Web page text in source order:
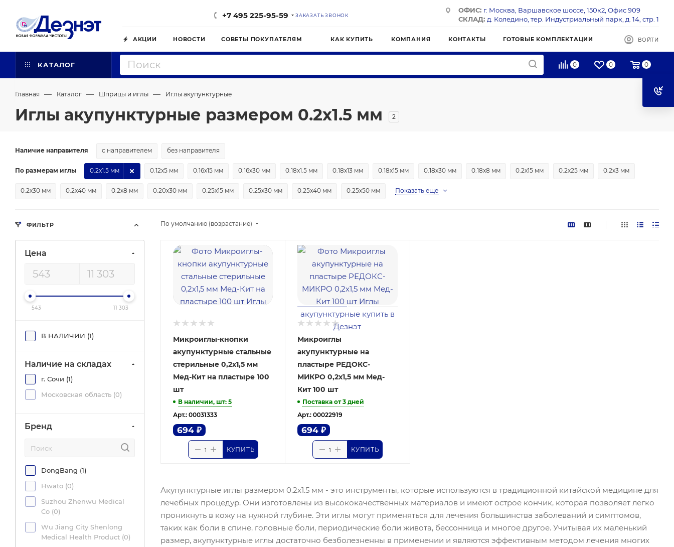
+7 495 225-95-59 ЗАКАЗАТЬ ЗВОНОК
ОФИС: г. Москва, Варшавское шоссе, 150к2, Офис 909
СКЛАД: д. Коледино, тер. Индустриальный парк, д. 14, стр. 1
АКЦИИ НОВОСТИ СОВЕТЫ ПОКУПАТЕЛЯМ КАК КУПИТЬ КОМПАНИЯ КОНТАКТЫ ГОТОВЫЕ КОМПЛЕКТАЦИИ ВОЙТИ
КАТАЛОГ 0 0 0
Главная — Каталог — Шприцы и иглы — Иглы акупунктурные
Иглы акупунктурные размером 0.2х1.5 мм 2
Наличие направителя с направителем без направителя
По размерам иглы 0.12х5 мм 0.16х15 мм 0.16х30 мм 0.18х1.5 мм 0.18х13 мм 0.18х15 мм 0.18х30 мм 0.18х8 мм
0.2х1.5 мм 0.2х15 мм 0.2х25 мм 0.2х3 мм
0.2х30 мм 0.2х40 мм 0.2х8 мм 0.20х30 мм 0.25х15 мм 0.25х30 мм 0.25х40 мм 0.25х50 мм Показать еще
По умолчанию (возрастание)
Микроиглы-кнопки
акупунктурные стальные
стерильные 0,2х1,5 мм
Мед-Кит на пластыре 100
шт
В наличии, шт: 5
Арт.: 00031333
694 ₽
КУПИТЬ
Микроиглы
акупунктурные на
пластыре РЕДОКС-
МИКРО 0,2х1,5 мм Мед-
Кит 100 шт
Поставка от 3 дней
Арт.: 00022919
694 ₽
КУПИТЬ
Акупунктурные иглы размером 0.2х1.5 мм - это инструменты, которые используются в традиционной китайской медицине для
лечебных процедур. Они изготовлены из высококачественных материалов и имеют острое кончик, которая позволяет легко
проникнуть в кожу на нужной глубине. Эти иглы могут применяться для лечения большинства заболеваний и симптомов,
таких как боли в спине, головные боли, периодические боли живота, бессонница и многое другое. Учитывая их маленький
размер, акупунктурные иглы достаточно безболезненны в применении и являются эффективным методом лечения многих
ФИЛЬТР
Цена
543 11 303
В НАЛИЧИИ (1)
Наличие на складах
г. Сочи (1)
Московская область (0)
Бренд
DongBang (1)
Hwato (0)
Suzhou Zhenwu Medical
Co (0)
Wu Jiang City Shenlong
Medical Health Product (0)